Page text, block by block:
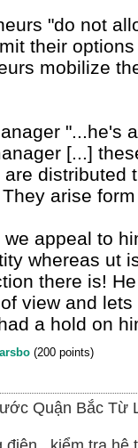
"do not
their
mobilize
"...he's
[...]
distributed
arise
we appeal to
whereas ut
there is!
view and
a hold on
(200 points)
Quận Bắc Từ